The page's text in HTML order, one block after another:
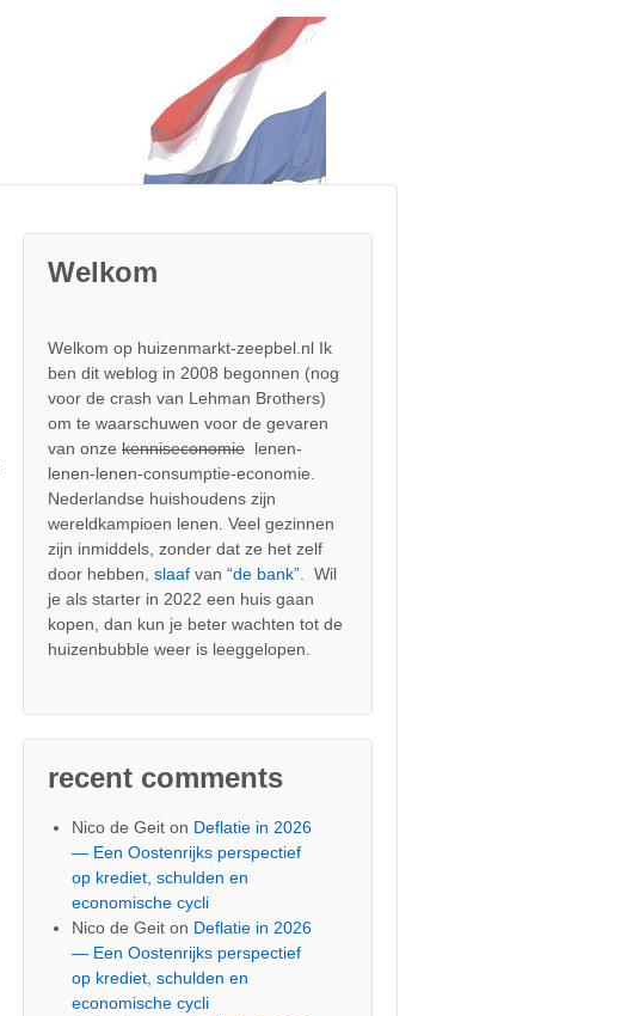
Welkom
Welkom op huizenmarkt-zeepbel.nl Ik
ben dit weblog in 2008 begonnen (nog
voor de crash van Lehman Brothers)
om te waarschuwen voor de gevaren
van onzekenniseconomie lenen-
lenen-lenen-consumptie-economie.
Nederlandse huishoudens zijn
wereldkampioen lenen. Veel gezinnen
zijn inmiddels, zonder dat ze het zelf
door hebben,slaaf van“de bank”. Wil
je als starter in 2022 een huis gaan
kopen, dan kun je beter wachten tot de
huizenbubble weer is leeggelopen.
recent comments
Nico de Geit on Deflatie in 2026
— Een Oostenrijks perspectief
op krediet, schulden en
economische cycli
Nico de Geit on Deflatie in 2026
— Een Oostenrijks perspectief
op krediet, schulden en
economische cycli